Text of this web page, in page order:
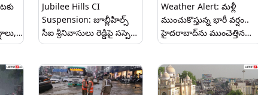
Jubilee Hills CI
Suspension: జూబ్లీహిల్స్
సీఐ శ్రీనివాసులు రెడ్డిపై సస్పెన్షన్
వేటు.. న్యాయం కోసం వచ్చిన
Weather Alert: మళ్లీ
ముంచుకొస్తున్న భారీ వర్షం..
హైదరాబాద్‌ను ముంచెత్తిన
కుండపోత వాన.. తెలంగాణలో
ప్రజలకు సీపీ సజ్జనార్ కీలక
హెచ్చరిక..